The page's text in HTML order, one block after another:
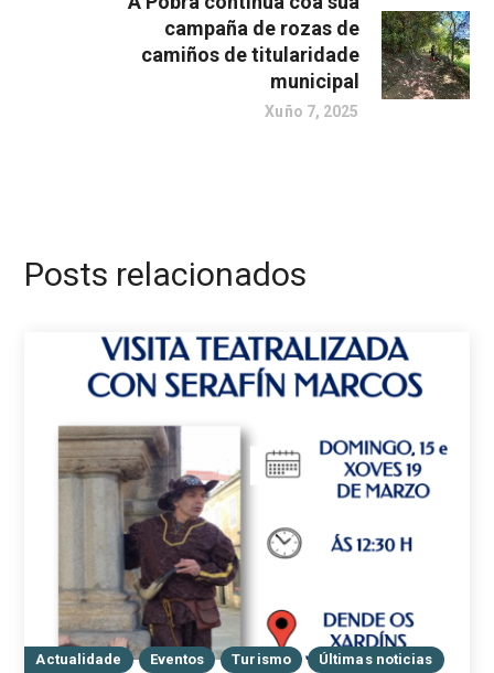
campaña de rozas de
camiños de titularidade
municipal
Xuño 7, 2025
Posts relacionados
Actualidade Eventos Turismo Últimas noticias